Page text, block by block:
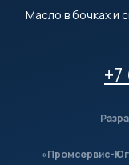
«Промсервис-
Масло в бочках и